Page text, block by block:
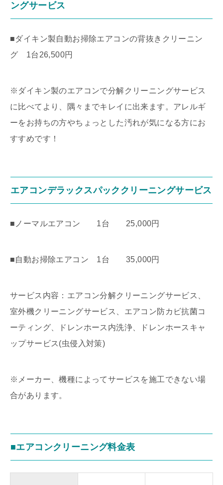
ングサービス
■ダイキン製自動お掃除エアコンの背抜きクリーニン
グ 1台26,500円
※ダイキン製のエアコンで分解クリーニングサービス
に比べてより、隅々までキレイに出来ます。アレルギ
ーをお持ちの方やちょっとした汚れが気になる方にお
すすめです！
エアコンデラックスパッククリーニングサービス
■ノーマルエアコン 1台 25,000円
■自動お掃除エアコン 1台 35,000円
サービス内容：エアコン分解クリーニングサービス、
室外機クリーニングサービス、エアコン防カビ抗菌コ
ーティング、ドレンホース内洗浄、ドレンホースキャ
ップサービス(虫侵入対策)
※メーカー、機種によってサービスを施工できない場
合があります。
■エアコンクリーニング料金表